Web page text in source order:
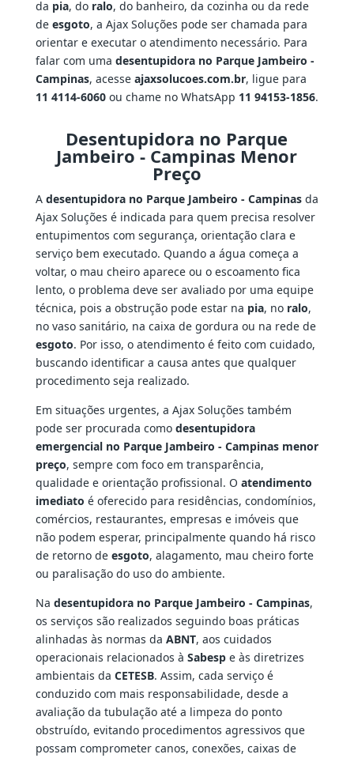
da pia, do ralo, do banheiro, da cozinha ou da rede
de esgoto, a Ajax Soluções pode ser chamada para
orientar e executar o atendimento necessário. Para
falar com uma desentupidora no Parque Jambeiro -
Campinas, acesse ajaxsolucoes.com.br, ligue para
11 4114-6060ou chame no WhatsApp 11 94153-1856.
Desentupidora no Parque
Jambeiro - Campinas Menor
Preço
A desentupidora no Parque Jambeiro - Campinasda
Ajax Soluções é indicada para quem precisa resolver
entupimentos com segurança, orientação clara e
serviço bem executado. Quando a água começa a
voltar, o mau cheiro aparece ou o escoamento fica
lento, o problema deve ser avaliado por uma equipe
técnica, pois a obstrução pode estar na pia, no ralo,
no vaso sanitário, na caixa de gordura ou na rede de
esgoto. Por isso, o atendimento é feito com cuidado,
buscando identificar a causa antes que qualquer
procedimento seja realizado.
Em situações urgentes, a Ajax Soluções também
pode ser procurada como desentupidora
emergencial no Parque Jambeiro - Campinas menor
preço, sempre com foco em transparência,
qualidade e orientação profissional. O atendimento
imediato é oferecido para residências, condomínios,
comércios, restaurantes, empresas e imóveis que
não podem esperar, principalmente quando há risco
de retorno de esgoto, alagamento, mau cheiro forte
ou paralisação do uso do ambiente.
Na desentupidora no Parque Jambeiro - Campinas,
os serviços são realizados seguindo boas práticas
alinhadas às normas da ABNT, aos cuidados
operacionais relacionados à Sabespe às diretrizes
ambientais da CETESB. Assim, cada serviço é
conduzido com mais responsabilidade, desde a
avaliação da tubulação até a limpeza do ponto
obstruído, evitando procedimentos agressivos que
possam comprometer canos, conexões, caixas de